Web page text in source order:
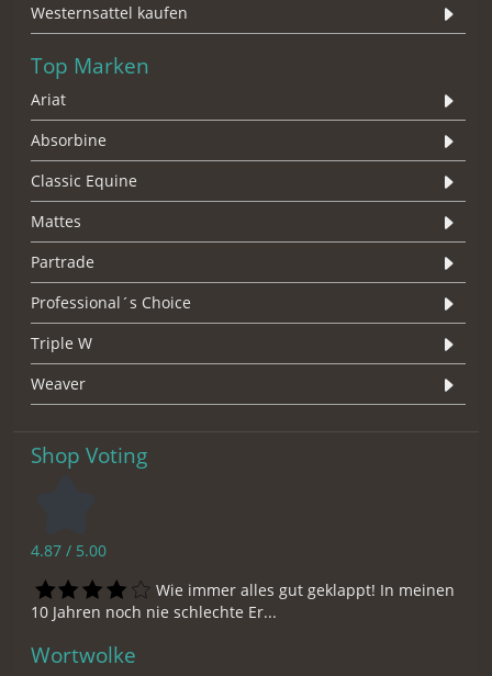
Westernsattel kaufen
Top Marken
Ariat
Absorbine
Classic Equine
Mattes
Partrade
Professional´s Choice
Triple W
Weaver
Shop Voting
4.87 / 5.00
Wie immer alles gut geklappt! In meinen
10 Jahren noch nie schlechte Er...
Wortwolke